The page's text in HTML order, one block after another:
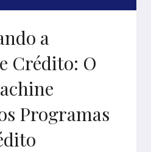
a
Crédito: O
Programas